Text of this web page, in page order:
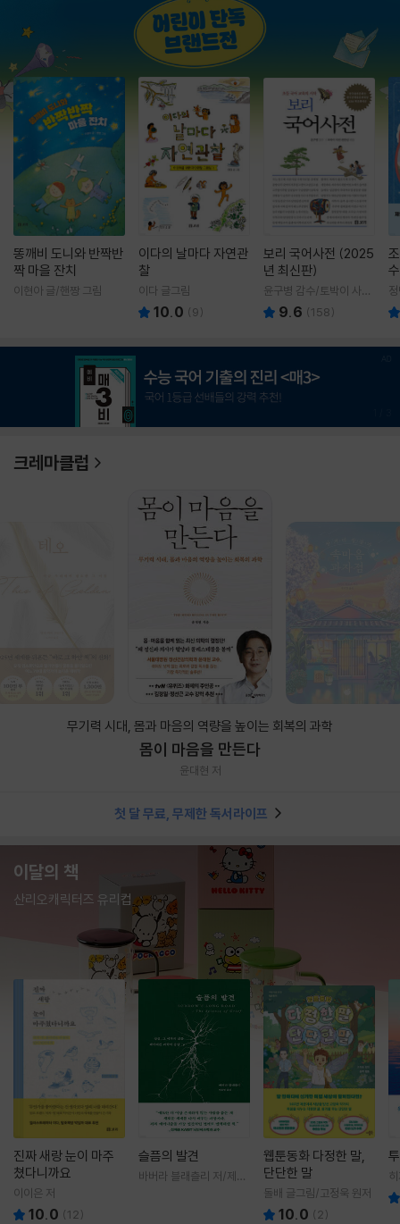
똥깨비 도니와 반짝반
짝 마을 잔치
이현아 글/핸짱 그림
이다의 날마다 자연관
찰
이다 글그림
10.0 (9)
보리 국어사전 (2025
년 최신판)
윤구병 감수/토박이 사전
편찬실 편
9.6 (158)
크레마클럽
무기력 시대, 몸과 마음의 역량을 높이는 회복의 과학
몸이 마음을 만든다
윤대현 저
첫 달 무료, 무제한 독서라이프
이달의 책
산리오캐릭터즈 유리컵
진짜 새랑 눈이 마주
쳤다니까요
이이은 저
10.0 (12)
슬픔의 발견
바버라 블래츨리 저/제효
웹툰동화 다정한 말,
단단한 말
돌배 글그림/고정욱 원저
10.0 ( 2)